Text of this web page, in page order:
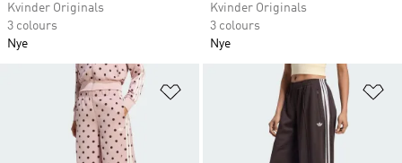
Kvinder Originals
3 colours
Nye
Kvinder Originals
3 colours
Nye
Føj til ønskeliste